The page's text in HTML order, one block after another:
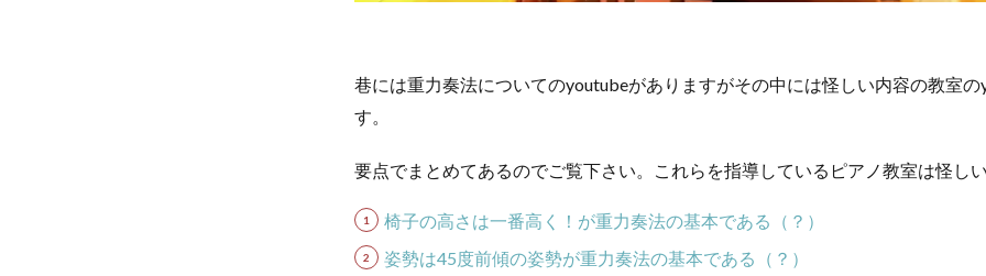
巷には重力奏法についてのyoutubeがありますがその中には怪しい内容の教室の
す。
要点でまとめてあるのでご覧下さい。これらを指導しているピアノ教室は怪しい
椅子の高さは一番高く！が重力奏法の基本である（？）
姿勢は45度前傾の姿勢が重力奏法の基本である（？）